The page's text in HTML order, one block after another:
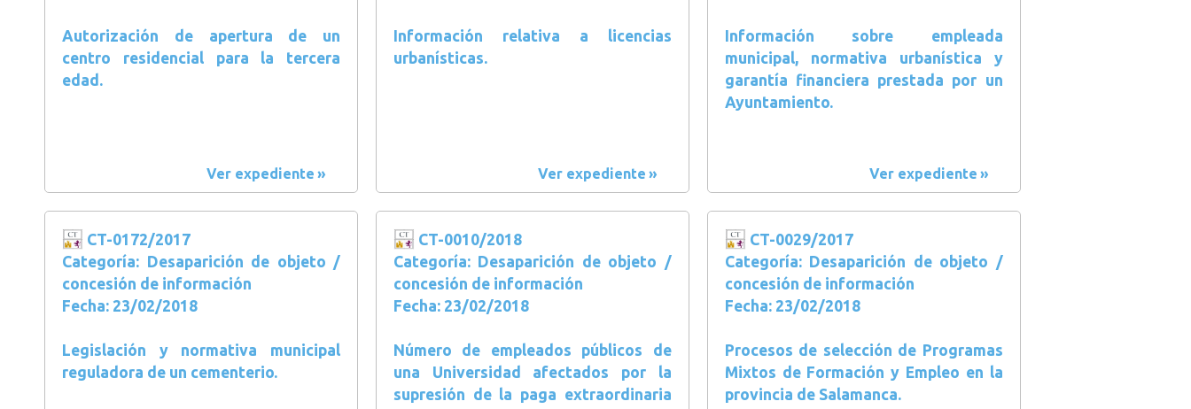
Autorización de apertura de un
centro residencial para la tercera
edad.
Ver expediente
Información relativa a licencias
urbanísticas.
Ver expediente
Información sobre empleada
municipal, normativa urbanística y
garantía financiera prestada por un
Ayuntamiento.
Ver expediente
CT-0172/2017
Categoría: Desaparición de objeto /
concesión de información
Fecha: 23/02/2018
Legislación y normativa municipal
reguladora de un cementerio.
CT-0010/2018
Categoría: Desaparición de objeto /
concesión de información
Fecha: 23/02/2018
Número de empleados públicos de
una Universidad afectados por la
supresión de la paga extraordinaria
CT-0029/2017
Categoría: Desaparición de objeto /
concesión de información
Fecha: 23/02/2018
Procesos de selección de Programas
Mixtos de Formación y Empleo en la
provincia de Salamanca.